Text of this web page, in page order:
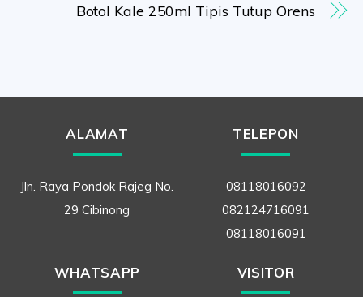
Botol Kale 250ml Tipis Tutup Orens
ALAMAT
Jln. Raya Pondok Rajeg No.
29 Cibinong
TELEPON
08118016092
082124716091
08118016091
WHATSAPP VISITOR